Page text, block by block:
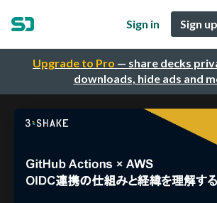
Upgrade to Pro — share decks
downloads, hide ads and
Sign in Sign